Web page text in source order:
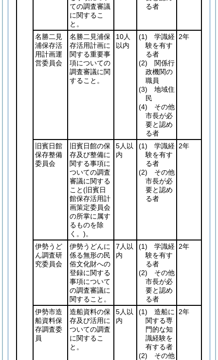
ての調査審議
に関するこ
と。
る者
名勝二見
浦保存活
用計画運
営委員会
名勝二見浦保
存活用計画に
関する重要事
項についての
調査審議に関
すること。
10人
以内
(1) 学識経
験を有す
る者
(2) 関係行
政機関の
職員
(3) 地域住
民
(4) その他
市長が必
要と認め
る者
2年
旧賓日館
保存整備
委員会
旧賓日館の保
存及び整備に
関する事項に
ついての調査
審議に関する
こと(旧賓日
館保存活用計
画策定委員会
の所掌に属す
るものを除
く。)。
5人以
内
(1) 学識経
験を有す
る者
(2) その他
市長が必
要と認め
る者
2年
伊勢うど
ん調査研
究委員会
伊勢うどんに
係る無形の民
俗文化財への
登録に関する
事項について
の調査審議に
関すること。
7人以
内
(1) 学識経
験を有す
る者
(2) その他
市長が必
要と認め
る者
2年
伊勢市造
船資料保
存調査委
員
造船資料の保
存及び活用に
ついての調査
に関するこ
と。
5人以
内
(1) 造船に
関する専
門的な知
識経験を
有する者
(2) その他
2年